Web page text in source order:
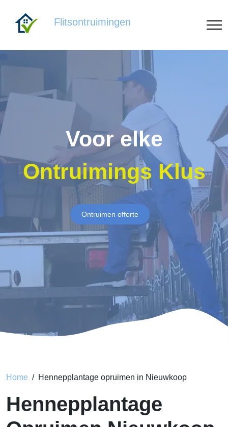
Flitsontruimingen
Voor elke
Ontruimings Klus
Ontruimen offerte
Home Hennepplantage opruimen in Nieuwkoop
Hennepplantage